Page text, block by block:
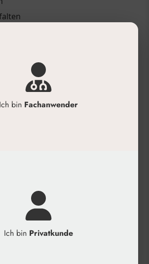
der Kinnlinie (Jawline)
von Linien und Falten
der Feuchtigkeit
Ich bin Fachanwender
Ich bin Privatkunde